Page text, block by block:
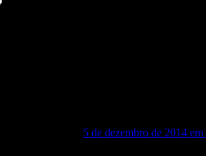
5 de dezembro de 2014